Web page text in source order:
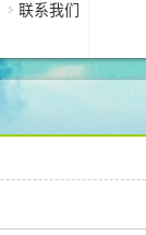
联系我们